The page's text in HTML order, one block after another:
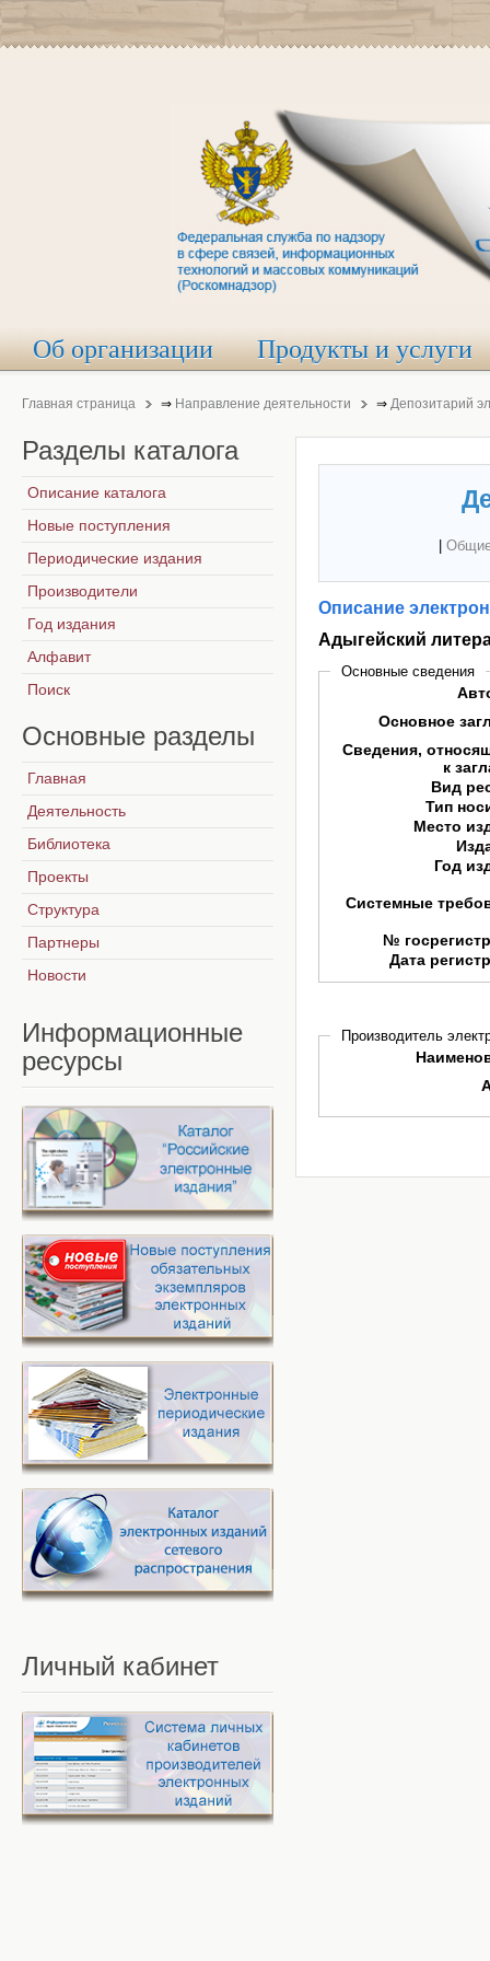
Об организации Продукты и услуги
Главная страница ⇒ Направление деятельности ⇒ Депозитарий
Описание
Адыгейский
Основные сведения
Основное
Сведения,
к
Вид
Тип
Место
Год
Системные
№
Дата
Производитель
Разделы каталога
Описание каталога
Новые поступления
Периодические издания
Производители
Год издания
Алфавит
Поиск
Основные разделы
Главная
Деятельность
Библиотека
Проекты
Структура
Партнеры
Новости
Информационные
ресурсы
Личный кабинет